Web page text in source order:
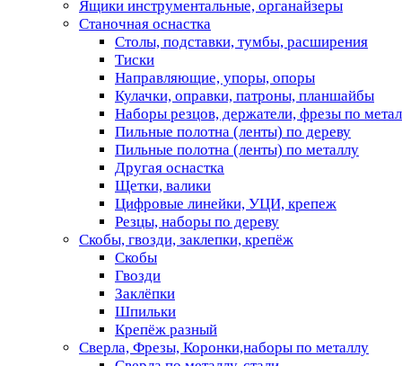
Ящики инструментальные, органайзеры
Станочная оснастка
Столы, подставки, тумбы, расширения
Тиски
Направляющие, упоры, опоры
Кулачки, оправки, патроны, планшайбы
Наборы резцов, держатели, фрезы по
Пильные полотна (ленты) по дереву
Пильные полотна (ленты) по металлу
Другая оснастка
Щетки, валики
Цифровые линейки, УЦИ, крепеж
Резцы, наборы по дереву
Скобы, гвозди, заклепки, крепёж
Скобы
Гвозди
Заклёпки
Шпильки
Крепёж разный
Сверла, Фрезы, Коронки,наборы по металлу